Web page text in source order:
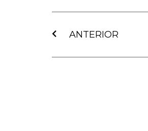
ANTERIOR